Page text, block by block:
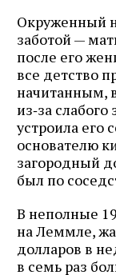
Окруженный
заботой —
после его
все детство
начитанным,
из‑за
устроила его
основателю
загородный
был по
В неполные 19
на Леммле,
долларов в
в семь раз